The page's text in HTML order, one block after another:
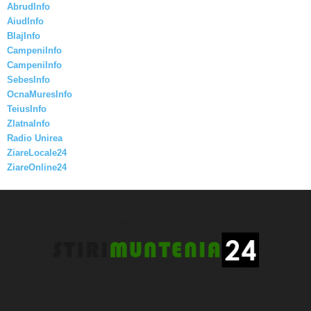
AbrudInfo
AiudInfo
BlajInfo
CampeniInfo
CampeniInfo
SebesInfo
OcnaMuresInfo
TeiusInfo
ZlatnaInfo
Radio Unirea
ZiareLocale24
ZiareOnline24